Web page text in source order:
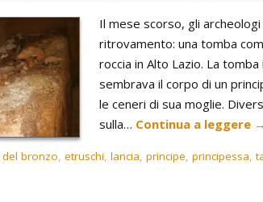
Il mese scorso, gli
ritrovamento: una tomba
roccia in Alto Lazio. La
sembrava il corpo di un
le ceneri di sua moglie.
sulla… Continua a leggere →
del bronzo, etruschi, lancia, principe, principessa,